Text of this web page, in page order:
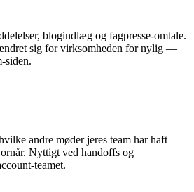
blogindlæg og fagpresse-omtale.
sig for virksomheden for nylig —
siden.
andre møder jeres team har haft
Nyttigt ved handoffs og
teamet.